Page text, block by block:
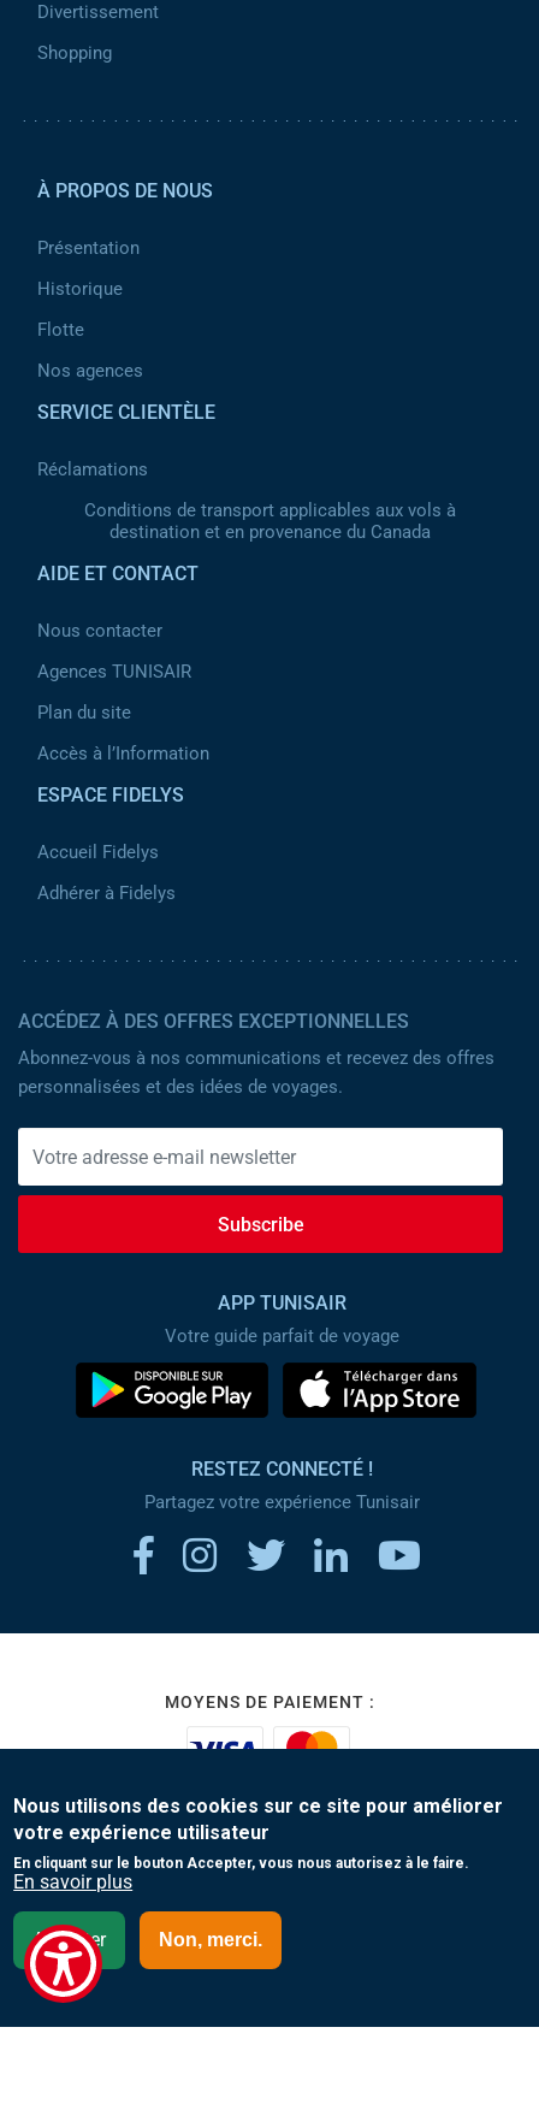
Divertissement
Shopping
À PROPOS DE NOUS
Présentation
Historique
Flotte
Nos agences
SERVICE CLIENTÈLE
Réclamations
Conditions de transport applicables aux vols à
destination et en provenance du Canada
AIDE ET CONTACT
Nous contacter
Agences TUNISAIR
Plan du site
Accès à l’Information
ESPACE FIDELYS
Accueil Fidelys
Adhérer à Fidelys
ACCÉDEZ À DES OFFRES EXCEPTIONNELLES
Abonnez-vous à nos communications et recevez des offres
personnalisées et des idées de voyages.
Subscribe
APP TUNISAIR
Votre guide parfait de voyage
RESTEZ CONNECTÉ !
Partagez votre expérience Tunisair
MOYENS DE PAIEMENT :
Copyright 2023 Tunisair. Tous droits réservés
Conditions générales de Transport
Conditions générales de Vente
Nous utilisons des cookies sur ce site pour améliorer
votre expérience utilisateur
En cliquant sur le bouton Accepter, vous nous autorisez à le faire.
En savoir plus
Accepter Non, merci.